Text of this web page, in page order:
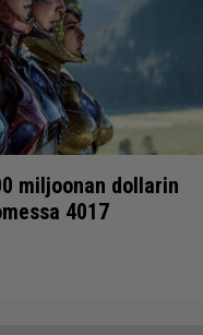
miljoonan dollarin
4017